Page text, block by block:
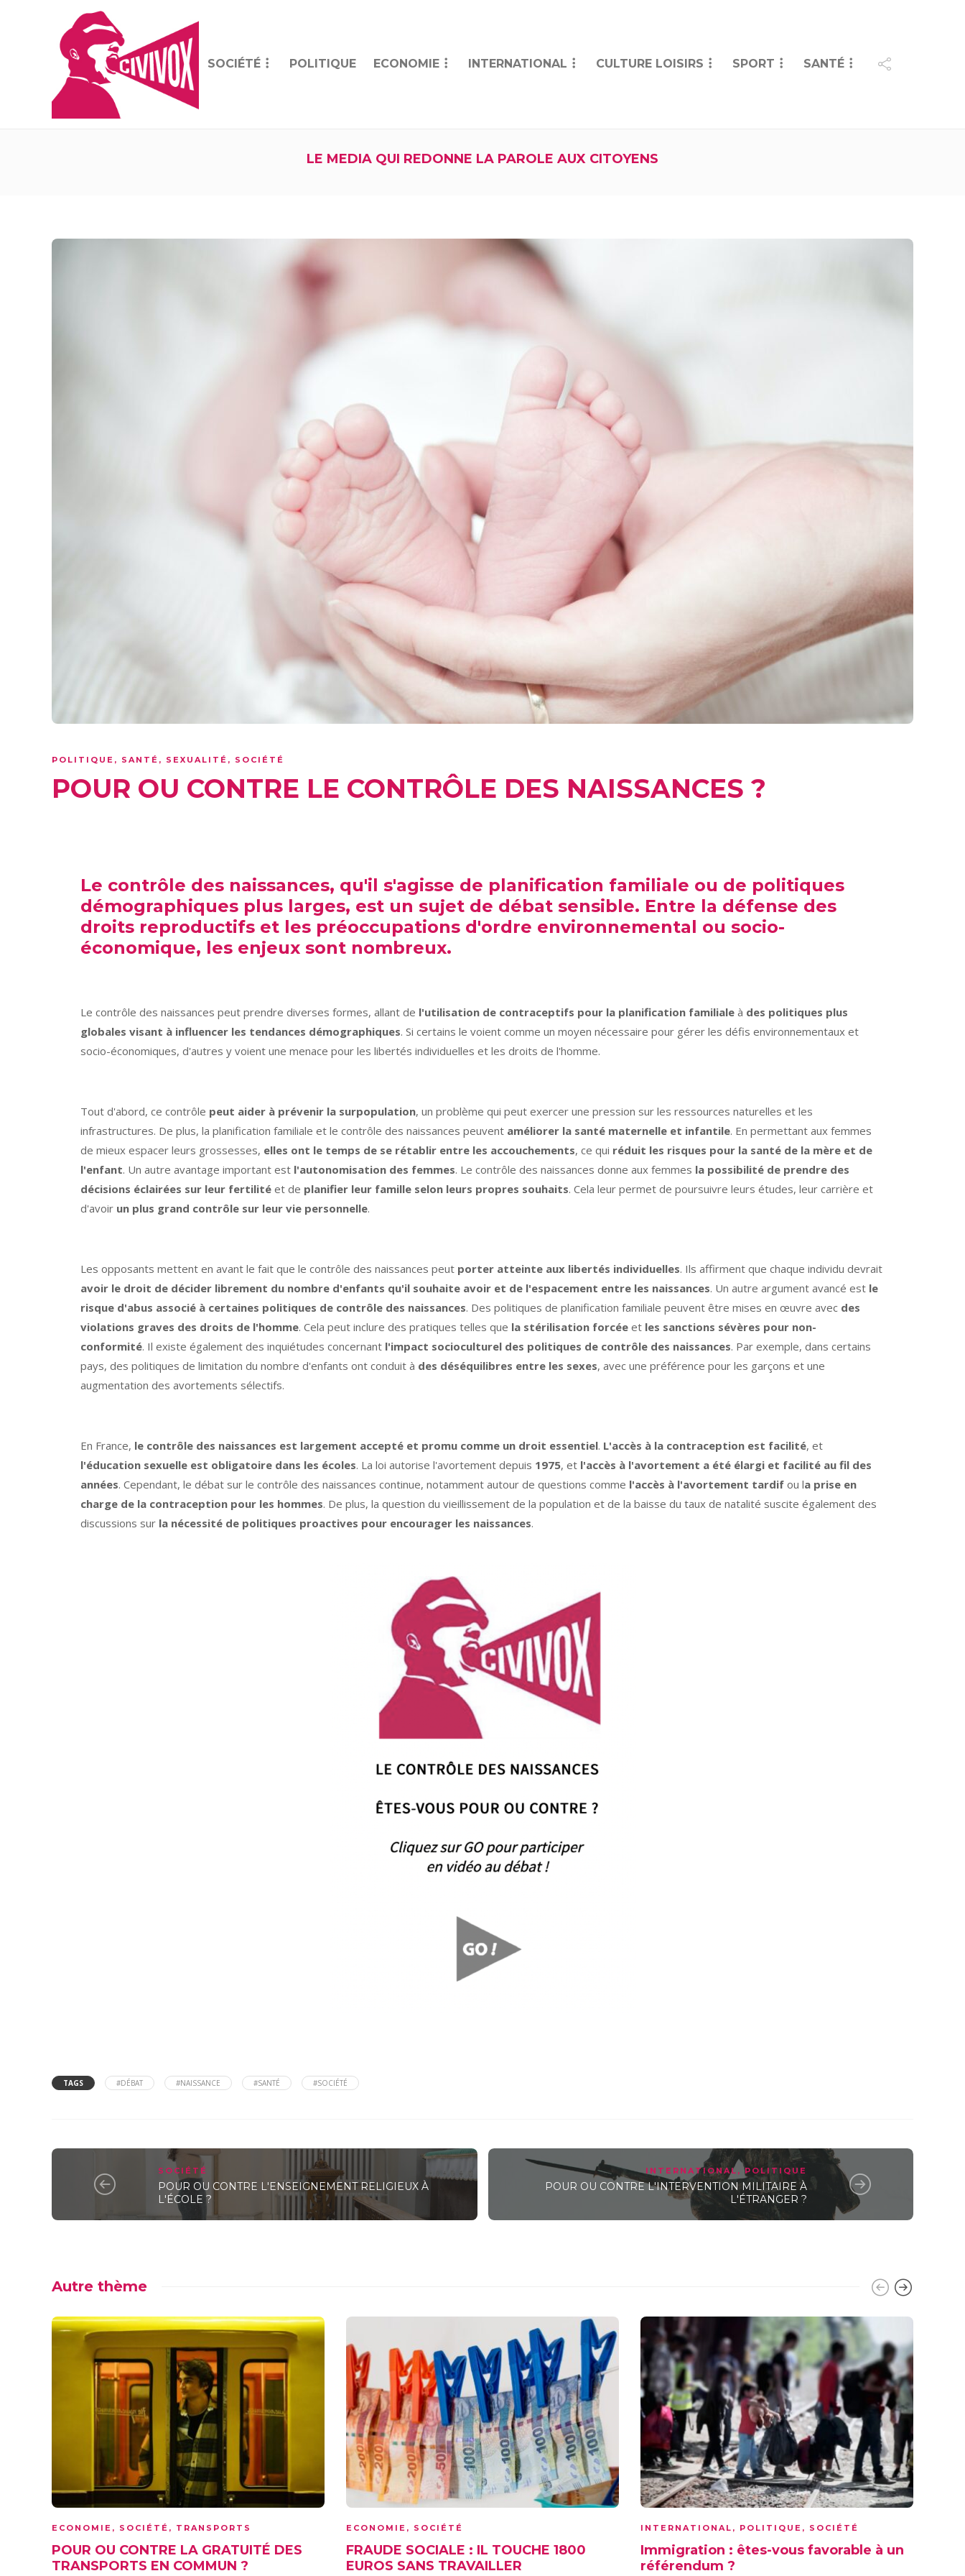
SOCIÉTÉ POLITIQUE ECONOMIE INTERNATIONAL CULTURE LOISIRS SPORT SANTÉ
LE MEDIA QUI REDONNE LA PAROLE AUX CITOYENS
POLITIQUE , SANTÉ , SEXUALITÉ , SOCIÉTÉ
POUR OU CONTRE LE CONTRÔLE DES NAISSANCES ?
Le contrôle des naissances, qu'il s'agisse de planification familiale ou de politiques
démographiques plus larges, est un sujet de débat sensible. Entre la défense des
droits reproductifs et les préoccupations d'ordre environnemental ou socio-
économique, les enjeux sont nombreux.
Le contrôle des naissances peut prendre diverses formes, allant de l'utilisation de contraceptifs pour la planification familiale à des politiques plus
globales visant à influencer les tendances démographiques. Si certains le voient comme un moyen nécessaire pour gérer les défis environnementaux et
socio-économiques, d'autres y voient une menace pour les libertés individuelles et les droits de l'homme.
Tout d'abord, ce contrôle peut aider à prévenir la surpopulation, un problème qui peut exercer une pression sur les ressources naturelles et les
infrastructures. De plus, la planification familiale et le contrôle des naissances peuvent améliorer la santé maternelle et infantile. En permettant aux femmes
de mieux espacer leurs grossesses, elles ont le temps de se rétablir entre les accouchements, ce qui réduit les risques pour la santé de la mère et de
l'enfant. Un autre avantage important est l'autonomisation des femmes. Le contrôle des naissances donne aux femmes la possibilité de prendre des
décisions éclairées sur leur fertilité et de planifier leur famille selon leurs propres souhaits. Cela leur permet de poursuivre leurs études, leur carrière et
d'avoir un plus grand contrôle sur leur vie personnelle.
Les opposants mettent en avant le fait que le contrôle des naissances peut porter atteinte aux libertés individuelles. Ils affirment que chaque individu devrait
avoir le droit de décider librement du nombre d'enfants qu'il souhaite avoir et de l'espacement entre les naissances. Un autre argument avancé est le
risque d'abus associé à certaines politiques de contrôle des naissances. Des politiques de planification familiale peuvent être mises en œuvre avec des
violations graves des droits de l'homme. Cela peut inclure des pratiques telles que la stérilisation forcée et les sanctions sévères pour non-
conformité. Il existe également des inquiétudes concernant l'impact socioculturel des politiques de contrôle des naissances. Par exemple, dans certains
pays, des politiques de limitation du nombre d'enfants ont conduit à des déséquilibres entre les sexes, avec une préférence pour les garçons et une
augmentation des avortements sélectifs.
En France, le contrôle des naissances est largement accepté et promu comme un droit essentiel. L'accès à la contraception est facilité, et
l'éducation sexuelle est obligatoire dans les écoles. La loi autorise l'avortement depuis 1975, et l'accès à l'avortement a été élargi et facilité au fil des
années. Cependant, le débat sur le contrôle des naissances continue, notamment autour de questions comme l'accès à l'avortement tardif ou la prise en
charge de la contraception pour les hommes. De plus, la question du vieillissement de la population et de la baisse du taux de natalité suscite également des
discussions sur la nécessité de politiques proactives pour encourager les naissances.
TAGS #DÉBAT #NAISSANCE #SANTÉ #SOCIÉTÉ
SOCIÉTÉ
POUR OU CONTRE L'ENSEIGNEMENT RELIGIEUX À
L'ÉCOLE ?
INTERNATIONAL ,POLITIQUE
POUR OU CONTRE L'INTERVENTION MILITAIRE À
L'ÉTRANGER ?
Autre thème
ECONOMIE , SOCIÉTÉ , TRANSPORTS
POUR OU CONTRE LA GRATUITÉ DES
TRANSPORTS EN COMMUN ?
ECONOMIE , SOCIÉTÉ
FRAUDE SOCIALE : IL TOUCHE 1800
EUROS SANS TRAVAILLER
INTERNATIONAL , POLITIQUE , SOCIÉTÉ
Immigration : êtes-vous favorable à un
référendum ?